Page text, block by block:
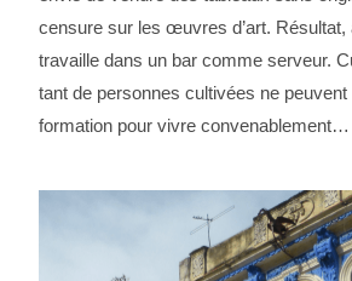
censure sur les œuvres d’art. Résultat,
travaille dans un bar comme serveur.
tant de personnes cultivées ne
formation pour vivre convenablement…